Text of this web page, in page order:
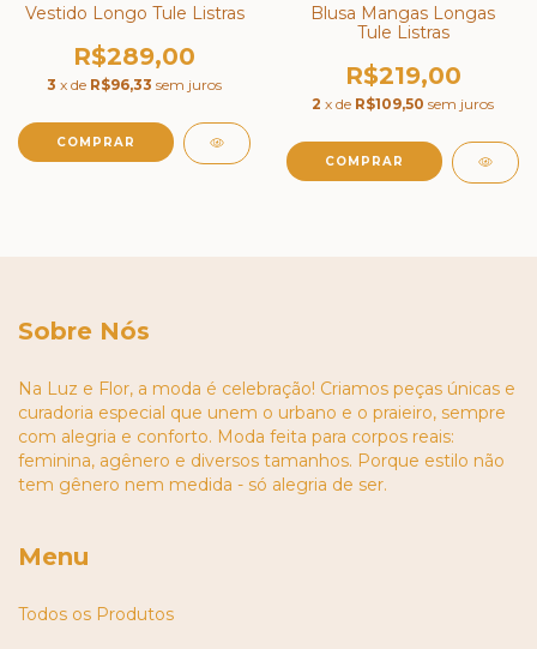
Vestido Longo Tule Listras
R$289,00
3 x de R$96,33 sem juros
COMPRAR
Blusa Mangas Longas
Tule Listras
R$219,00
2 x de R$109,50 sem juros
COMPRAR
Sobre Nós
Na Luz e Flor, a moda é celebração! Criamos peças únicas e
curadoria especial que unem o urbano e o praieiro, sempre
com alegria e conforto. Moda feita para corpos reais:
feminina, agênero e diversos tamanhos. Porque estilo não
tem gênero nem medida - só alegria de ser.
Menu
Todos os Produtos